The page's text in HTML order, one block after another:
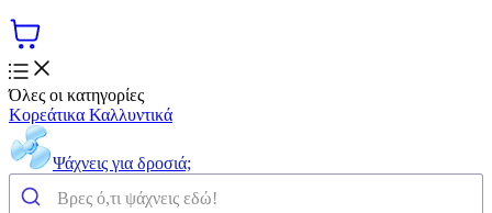
Όλες οι κατηγορίες
Κορεάτικα Καλλυντικά
Ψάχνεις για δροσιά;